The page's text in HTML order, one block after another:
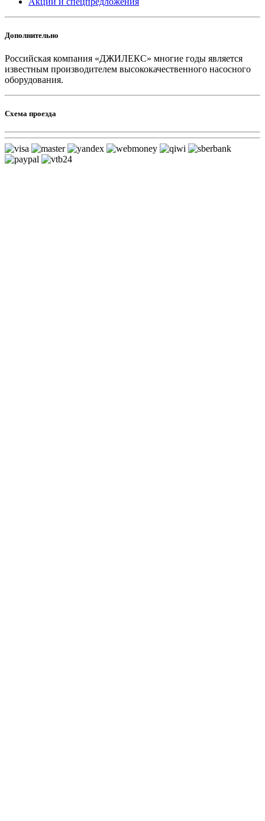
Дополнительно
Российская компания «ДЖИЛЕКС» многие годы является
известным производителем высококачественного насосного
оборудования.
Схема проезда